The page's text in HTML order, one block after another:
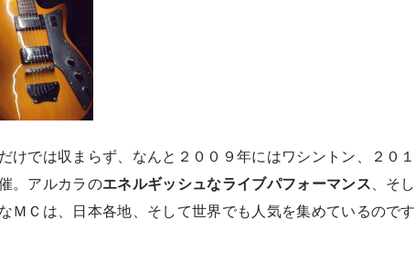
けでは収まらず、なんと２００９年にはワシントン、２０１
。アルカラのエネルギッシュなライブパフォーマンス 、そし
ＭＣは、日本各地、そして世界でも人気を集めているのです